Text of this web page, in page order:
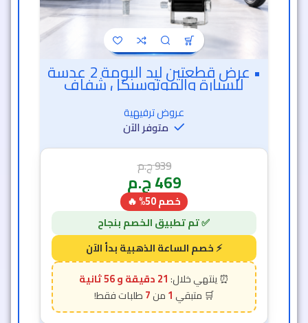
• عرض قطعتين ليد البومة 2 عدسة
للسيارة والموتوسيكل شفاف
عروض ترفيهية
متوفر الآن
939ج.م
469ج.م
خصم 50% 🔥
21 دقيقة و 54 ثانية
1
7